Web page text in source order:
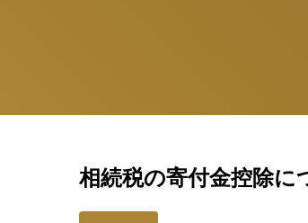
相続税の寄付金控除